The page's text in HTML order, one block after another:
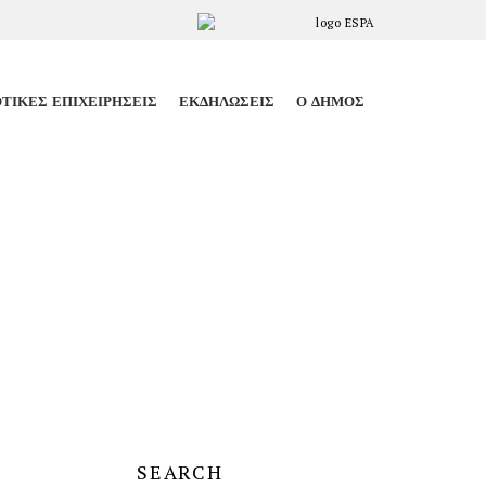
ΕΠΙΧΕΙΡΉΣΕΙΣ ΕΚΔΗΛΏΣΕΙΣ Ο ΔΉΜΟΣ
SEARCH